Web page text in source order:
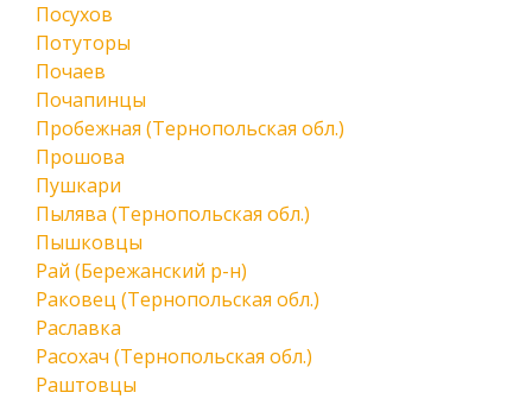
Посухов
Потуторы
Почаев
Почапинцы
Пробежная (Тернопольская обл.)
Прошова
Пушкари
Пылява (Тернопольская обл.)
Пышковцы
Рай (Бережанский р-н)
Раковец (Тернопольская обл.)
Раславка
Расохач (Тернопольская обл.)
Раштовцы